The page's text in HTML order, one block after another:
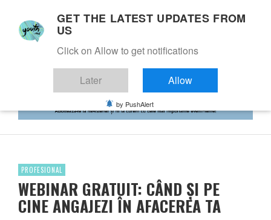
PROFESIONAL
WEBINAR GRATUIT: CÂND ȘI PE
CINE ANGAJEZI ÎN AFACEREA TA
GET THE LATEST UPDATES FROM
US
Click on Allow to get notifications
Later Allow
by PushAlert